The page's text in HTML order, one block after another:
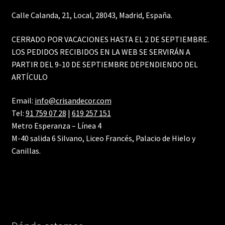
Calle Calanda, 21, Local, 28043, Madrid, España.
CERRADO POR VACACIONES HASTA EL 2 DE SEPTIEMBRE.
LOS PEDIDOS RECIBIDOS EN LA WEB SE SERVIRÁN A
PARTIR DEL 9-10 DE SEPTIEMBRE DEPENDIENDO DEL
ARTÍCULO
Email: info@crisandecor.com
Tel: 91 759 07 28 | 619 257 151
Metro Esperanza – Línea 4
M-40 salida 6 Silvano, Liceo Francés, Palacio de Hielo y
Canillas.